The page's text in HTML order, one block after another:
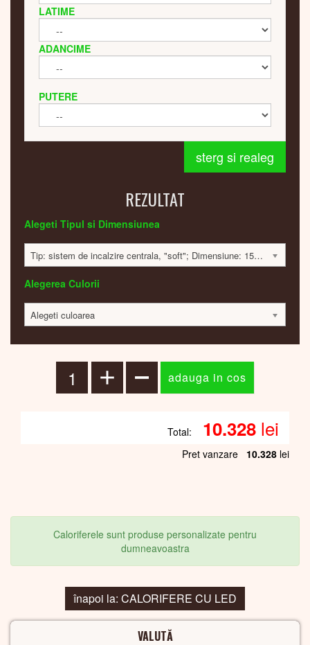
LATIME
ADANCIME
PUTERE
sterg si realeg
REZULTAT
Alegeti Tipul si Dimensiunea
Tip: sistem de incalzire centrala, "soft"; Dimensiune: 1500x495x60mm; 920 Watt; 10299 lei
Alegerea Culorii
Alegeti culoarea
Total: 10.328 lei
Pret vanzare 10.328 lei
Caloriferele sunt produse personalizate pentru
dumneavoastra
înapoi la: CALORIFERE CU LED
VALUTĂ